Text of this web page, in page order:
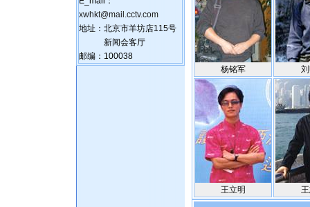
xwhkt@mail.cctv.com
地址：北京市羊坊店115号
新闻会客厅
邮编：100038
杨铭军
王立明